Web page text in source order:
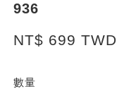
936
NT$ 699 TWD
數量